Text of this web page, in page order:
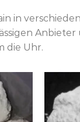
in
die Uhr.